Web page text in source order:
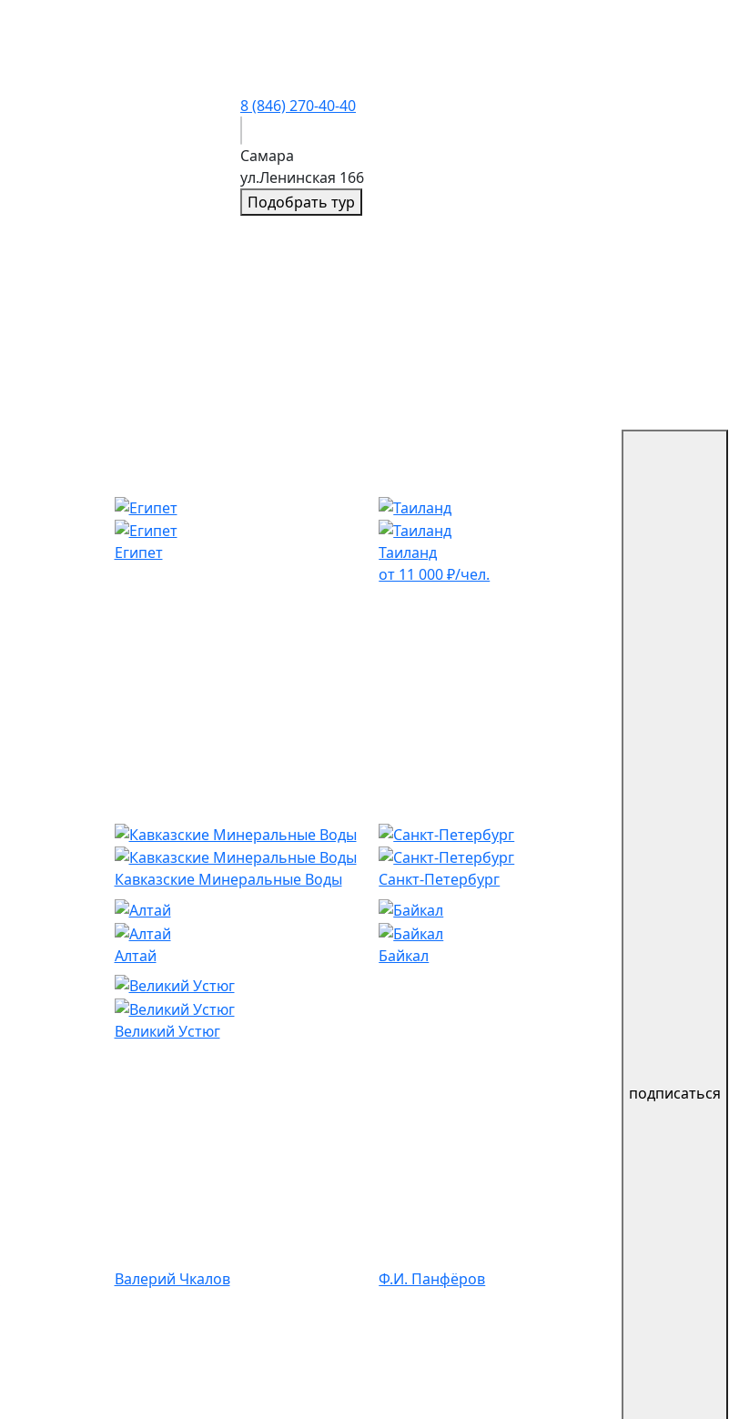
8 (846) 270-40-40
Самара
ул.Ленинская 166
Подобрать тур
Египет
Таиланд
от 11 000 ₽/чел.
Кавказские Минеральные Воды Санкт-Петербург
Алтай Байкал
Великий Устюг
Валерий Чкалов
Ф.И. Панфёров
подписаться